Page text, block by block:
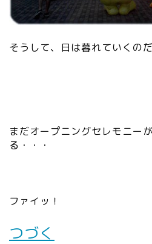
そうして、日は暮れていくの
まだオープニングセレモニー
る・・・
ファイッ！
つづく